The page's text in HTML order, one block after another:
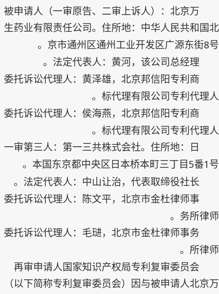
被申请人（一审原告、二审上诉人）：北京万
生药业有限责任公司。住所地：中华人民共和国北
京市通州区通州工业开发区广源东街8号。
法定代表人：黄河，该公司总经理。
委托诉讼代理人：黄泽雄，北京邦信阳专利商
标代理有限公司专利代理人。
委托诉讼代理人：侯海燕，北京邦信阳专利商
标代理有限公司专利代理人。
一审第三人：第一三共株式会社。住所地：日
本国东京都中央区日本桥本町三丁目 5番1 号。
法定代表人：中山让治，代表取缔役社长。
委托诉讼代理人：陈文平，北京市金杜律师事
务所律师。
委托诉讼代理人：毛琎，北京市金杜律师事务
所律师。
再审申请人国家知识产权局专利复审委员会
（以下简称专利复审委员会）因与被申请人北京万